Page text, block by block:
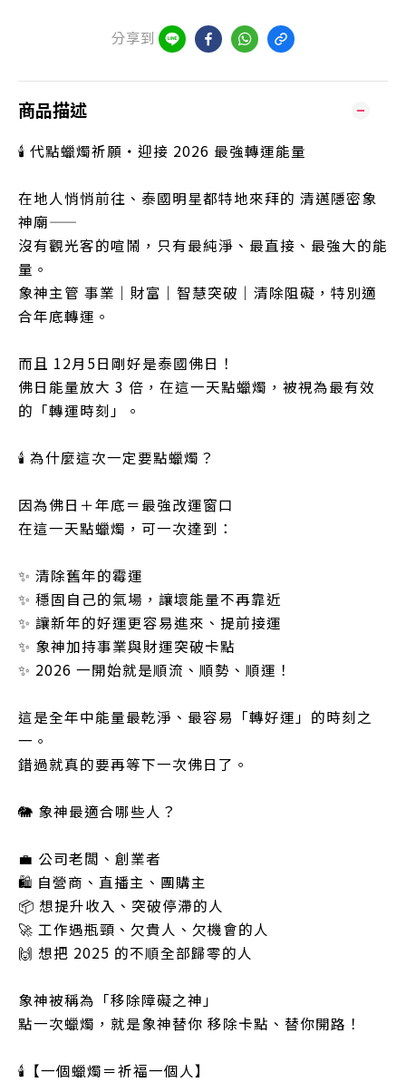
分享到
商品描述
🕯️ 代點蠟燭祈願・迎接 2026 最強轉運能量
在地人悄悄前往、泰國明星都特地來拜的 清邁隱密象
神廟——
沒有觀光客的喧鬧，只有最純淨、最直接、最強大的能
量。
象神主管 事業｜財富｜智慧突破｜清除阻礙，特別適
合年底轉運。
而且 12月5日剛好是泰國佛日！
佛日能量放大 3 倍，在這一天點蠟燭，被視為最有效
的「轉運時刻」。
🕯️ 為什麼這次一定要點蠟燭？
因為佛日＋年底＝最強改運窗口
在這一天點蠟燭，可一次達到：
✨ 清除舊年的霉運
✨ 穩固自己的氣場，讓壞能量不再靠近
✨ 讓新年的好運更容易進來、提前接運
✨ 象神加持事業與財運突破卡點
✨ 2026 一開始就是順流、順勢、順運！
這是全年中能量最乾淨、最容易「轉好運」的時刻之
一。
錯過就真的要再等下一次佛日了。
🐘 象神最適合哪些人？
💼 公司老闆、創業者
🛍️ 自營商、直播主、團購主
📦 想提升收入、突破停滯的人
🚀 工作遇瓶頸、欠貴人、欠機會的人
🙌 想把 2025 的不順全部歸零的人
象神被稱為「移除障礙之神」
點一次蠟燭，就是象神替你 移除卡點、替你開路！
🕯️【一個蠟燭＝祈福一個人】